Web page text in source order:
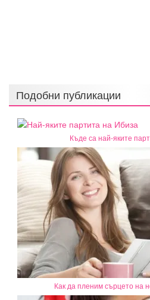
Подобни публикации
Къде са най-яките
Как да пленим сърцето на